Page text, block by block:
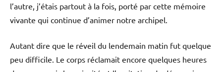
l’autre, j’étais partout à la fois, porté par cette mémoire
vivante qui continue d’animer notre archipel.
Autant dire que le réveil du lendemain matin fut quelque
peu difficile. Le corps réclamait encore quelques heures